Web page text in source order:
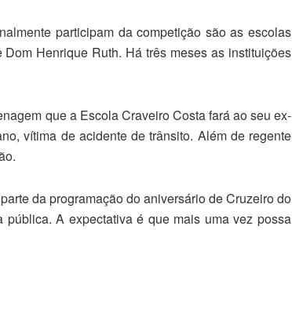
participam da competição são as escolas
Henrique Ruth. Há três meses as instituições
que a Escola Craveiro Costa fará ao seu ex-
vítima de acidente de trânsito. Além de regente
da programação do aniversário de Cruzeiro do
A expectativa é que mais uma vez possa